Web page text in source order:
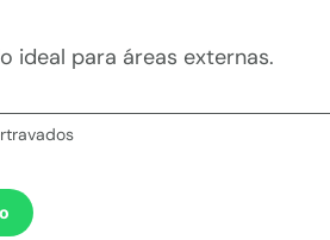
ideal para áreas externas.